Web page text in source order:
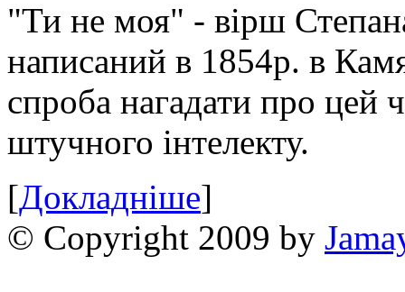
"Ти не моя" - вірш
написаний в 1854р. в
спроба нагадати про цей
штучного інтелекту.
[Докладніше]
© Copyright 2009 by